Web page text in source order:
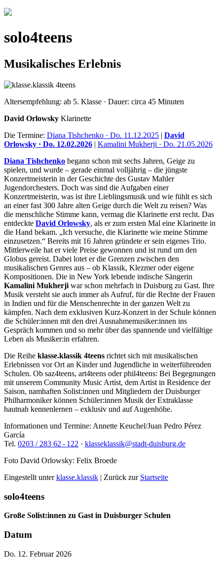
solo4teens
Musikalisches Erlebnis
Altersempfehlung: ab 5. Klasse · Dauer: circa 45 Minuten
David Orlowsky Klarinette
Die Termine: Diana Tishchenko · Do. 11.12.2025 | David
Orlowsky · Do. 12.02.2026 | Kamalini Mukherji · Do. 21.05.2026
Diana Tishchenko begann schon mit sechs Jahren, Geige zu
spielen, und wurde – gerade einmal volljährig – die jüngste
Konzertmeisterin in der Geschichte des Gustav Mahler
Jugendorchesters. Doch was sind die Aufgaben einer
Konzertmeisterin, was ist ihre Lieblingsmusik und wie fühlt es sich
an einer fast 300 Jahre alten Geige durch die Welt zu reisen? Was
die menschliche Stimme kann, vermag die Klarinette erst recht. Das
entdeckte David Orlowsky, als er zum ersten Mal eine Klarinette in
die Hand bekam. „Ich versuche, die Klarinette wie meine Stimme
einzusetzen.“ Bereits mit 16 Jahren gründete er sein eigenes Trio.
Mittlerweile hat er viele Preise gewonnen und ist rund um den
Globus gereist. Dabei lotet er die Grenzen zwischen den
musikalischen Genres aus – ob Klassik, Klezmer oder eigene
Kompositionen. Die in New York lebende indische Sängerin
Kamalini Mukherji war schon mehrfach in Duisburg zu Gast. Ihre
Musik versteht sie auch immer als Aufruf, für die Rechte der Frauen
in Indien und für die Menschenrechte in der ganzen Welt zu
kämpfen. Nach dem exklusiven Kurz-Konzert in der Schule können
die Schüler:innen mit den drei Ausnahmemusiker:innen ins
Gespräch kommen und so mehr über das spannende und vielfältige
Leben als Musiker:in erfahren.
Die Reihe klasse.klassik 4teens richtet sich mit musikalischen
Erlebnissen vor Ort an Kinder und Jugendliche in weiterführenden
Schulen. Ob saz4teens, art4teens oder phil4teens: Bei Begegnungen
mit unserem Community Music Artist, dem Artist in Residence der
Saison, namhaften Solist:innen und Mitgliedern der Duisburger
Philharmoniker können Schüler:innen Musik der Extraklasse
hautnah kennenlernen – exklusiv und auf Augenhöhe.
Informationen und Termine: Annette Keuchel/Juan Pedro Pérez
García
Tel. 0203 / 283 62 - 122 · klasseklassik@stadt-duisburg.de
Foto David Orlowsky: Felix Broede
Eingestellt unterklasse.klassik | Zurück zur Startseite
solo4teens
Große Solist:innen zu Gast in Duisburger Schulen
Datum
Do. 12. Februar 2026